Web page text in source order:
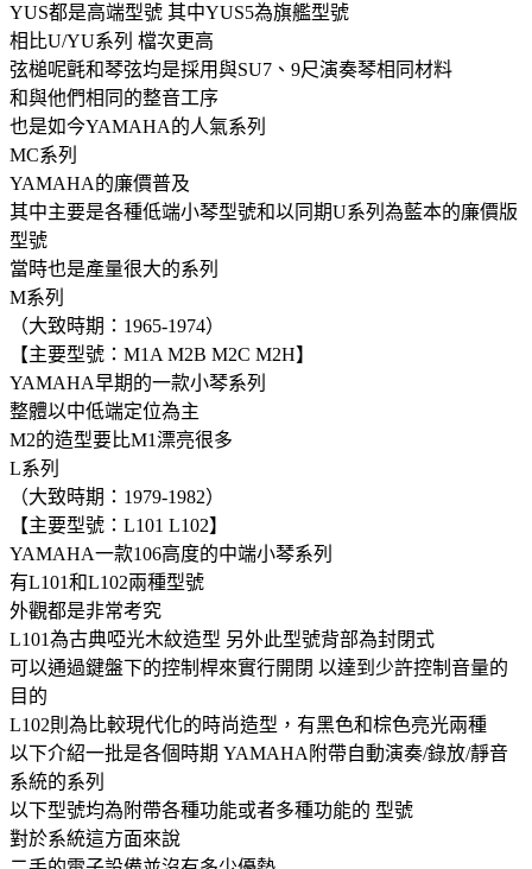
YUS都是高端型號 其中YUS5為旗艦型號
相比U/YU系列 檔次更高
弦槌呢氈和琴弦均是採用與SU7、9尺演奏琴相同材料
和與他們相同的整音工序
也是如今YAMAHA的人氣系列
MC系列
YAMAHA的廉價普及
其中主要是各種低端小琴型號和以同期U系列為藍本的廉價版
型號
當時也是產量很大的系列
M系列
（大致時期：1965-1974）
【主要型號：M1A M2B M2C M2H】
YAMAHA早期的一款小琴系列
整體以中低端定位為主
M2的造型要比M1漂亮很多
L系列
（大致時期：1979-1982）
【主要型號：L101 L102】
YAMAHA一款106高度的中端小琴系列
有L101和L102兩種型號
外觀都是非常考究
L101為古典啞光木紋造型 另外此型號背部為封閉式
可以通過鍵盤下的控制桿來實行開閉 以達到少許控制音量的
目的
L102則為比較現代化的時尚造型，有黑色和棕色亮光兩種
以下介紹一批是各個時期 YAMAHA附帶自動演奏/錄放/靜音
系統的系列
以下型號均為附帶各種功能或者多種功能的 型號
對於系統這方面來說